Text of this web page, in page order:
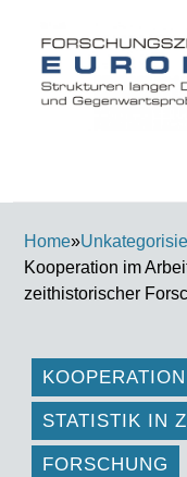
Home»
Kooperation im
zeithistorischer
STATISTIK IN
FORSCHUNG